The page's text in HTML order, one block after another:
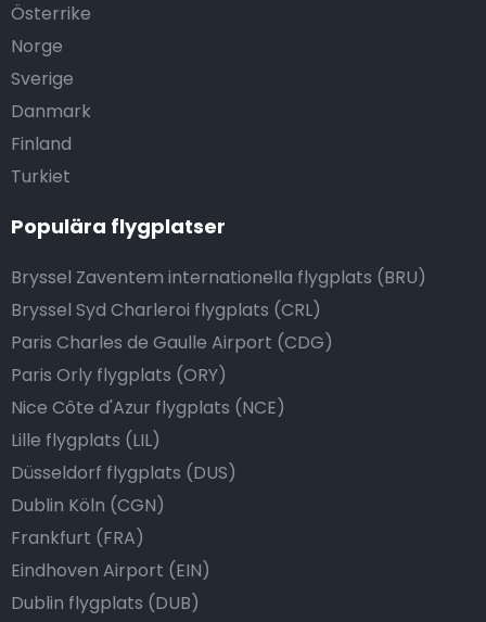
Österrike
Norge
Sverige
Danmark
Finland
Turkiet
Populära flygplatser
Bryssel Zaventem internationella flygplats (BRU)
Bryssel Syd Charleroi flygplats (CRL)
Paris Charles de Gaulle Airport (CDG)
Paris Orly flygplats (ORY)
Nice Côte d'Azur flygplats (NCE)
Lille flygplats (LIL)
Düsseldorf flygplats (DUS)
Dublin Köln (CGN)
Frankfurt (FRA)
Eindhoven Airport (EIN)
Dublin flygplats (DUB)